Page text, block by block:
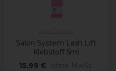
Salon System Lash Lift
Klebstoff 5ml
15,99 €
ohne MwSt.